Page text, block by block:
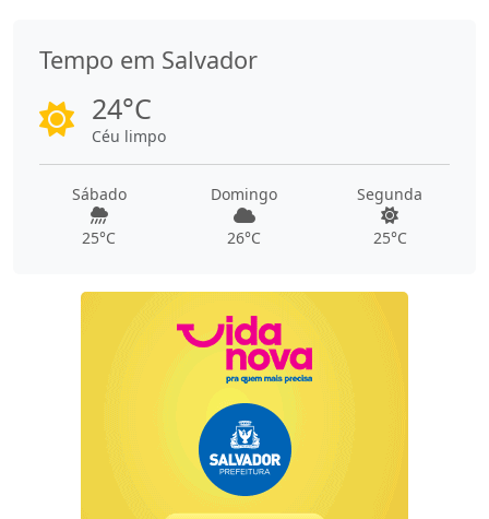
Tempo em Salvador
24°C
Céu limpo
Sábado
25°C
Domingo
26°C
Segunda
25°C